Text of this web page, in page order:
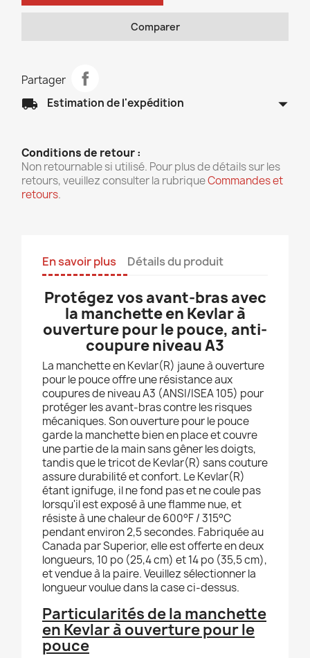
Comparer
Partager
local_shipping Estimation de l'expédition arrow_drop_down
Conditions de retour :
Non retournable si utilisé. Pour plus de détails sur les
retours, veuillez consulter la rubriqueCommandes et
retours.
En savoir plus Détails du produit
Protégez vos avant-bras avec
la manchette en Kevlar à
ouverture pour le pouce, anti-
coupure niveau A3
La manchette en Kevlar(R) jaune à ouverture
pour le pouce offre une résistance aux
coupures de niveau A3 (ANSI/ISEA 105) pour
protéger les avant-bras contre les risques
mécaniques. Son ouverture pour le pouce
garde la manchette bien en place et couvre
une partie de la main sans gêner les doigts,
tandis que le tricot de Kevlar(R) sans couture
assure durabilité et confort. Le Kevlar(R)
étant ignifuge, il ne fond pas et ne coule pas
lorsqu'il est exposé à une flamme nue, et
résiste à une chaleur de 600°F / 315°C
pendant environ 2,5 secondes. Fabriquée au
Canada par Superior, elle est offerte en deux
longueurs, 10 po (25,4 cm) et 14 po (35,5 cm),
et vendue à la paire. Veuillez sélectionner la
longueur voulue dans la case ci-dessus.
Particularités de la manchette
en Kevlar à ouverture pour le
pouce